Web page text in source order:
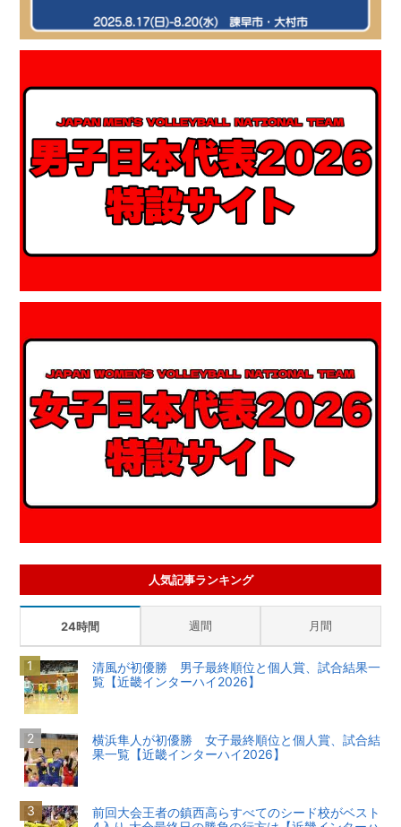
人気記事ランキング
24時間 週間 月間
清風が初優勝 男子最終順位と個人賞、試合結果一
覧【近畿インターハイ2026】
横浜隼人が初優勝 女子最終順位と個人賞、試合結
果一覧【近畿インターハイ2026】
前回大会王者の鎮西高らすべてのシード校がベスト